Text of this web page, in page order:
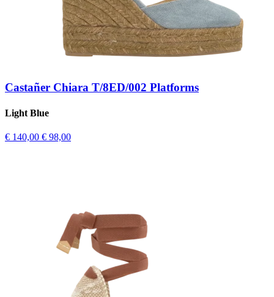
Castañer Chiara T/8ED/002 Platforms
Light Blue
€ 140,00 € 98,00